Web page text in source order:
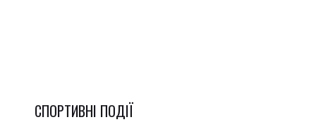
СПОРТИВНI ПОДІЇ